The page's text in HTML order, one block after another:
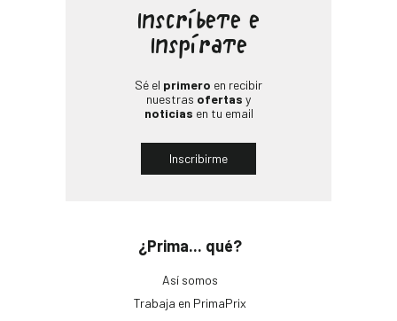
¿Prima... qué?
Así somos
Trabaja en PrimaPrix
Inscríbete e
Inspírate
Sé el primero en recibir
nuestras ofertas y
noticias en tu email
Inscribirme